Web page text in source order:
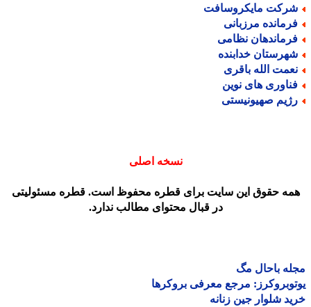
مایکروسافت
مرزبانی
نظامی
خدابنده
الله باقری
های نوین
صهیونیستی
نسخه اصلی
حقوق این سایت برای قطره محفوظ است. قطره مسئولیتی
در قبال محتوای مطالب ندارد.
باحال مگ
مرجع معرفی بروکرها
شلوار جین زنانه